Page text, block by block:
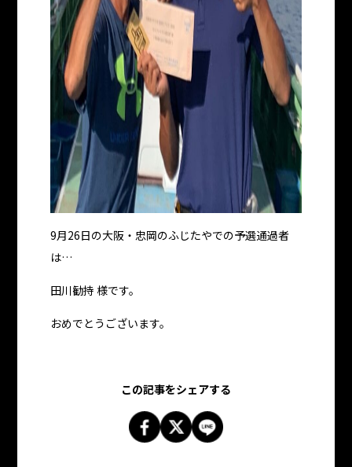
9月26日の大阪・忠岡のふじたやでの予選通過者
は…
田川勧持 様です。
おめでとうございます。
この記事をシェアする